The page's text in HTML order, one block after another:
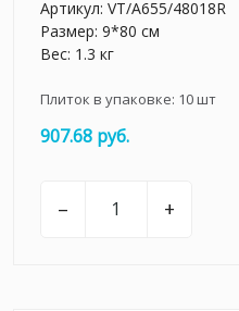
Артикул: VT/A655/48018R
Размер: 9*80 см
Вес: 1.3 кг
Плиток в упаковке: 10шт
907.68 руб.
– +